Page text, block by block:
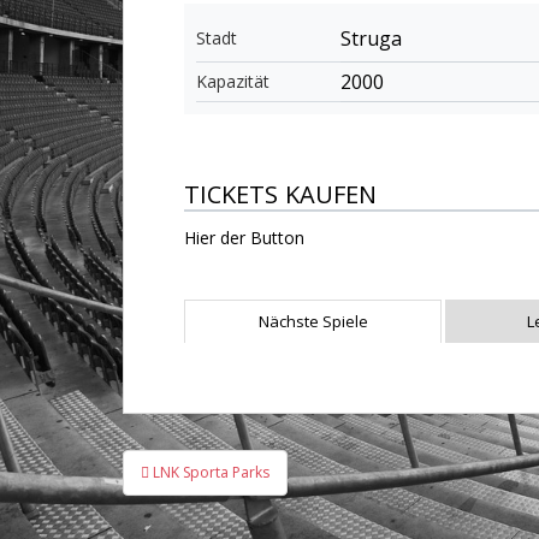
Stadt Struga
Kapazität 2000
TICKETS KAUFEN
Hier der Button
Nächste Spiele
Beitragsnavigation
LNK Sporta Parks